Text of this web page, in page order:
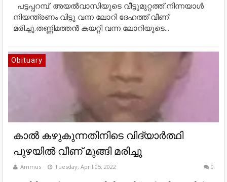
പട്ടപ്പറമ്പ്: അയല്‍വാസിയുടെ വീട്ടുമുറ്റത്ത് നിന്നയാള്‍
നിയന്ത്രണം വിട്ടു വന്ന ലോറി ദേഹത്ത് വീണ്‌
മരിച്ചു.തണ്ണിമത്തന്‍ കയറ്റി വന്ന ലോറിയുടെ...
Obituary
കാൽ കഴുകുന്നതിനിടെ വിദ്യാർത്ഥി
പുഴയിൽ വീണ് മുങ്ങി മരിച്ചു
Ammus Tuesday, April 05, 2022 0